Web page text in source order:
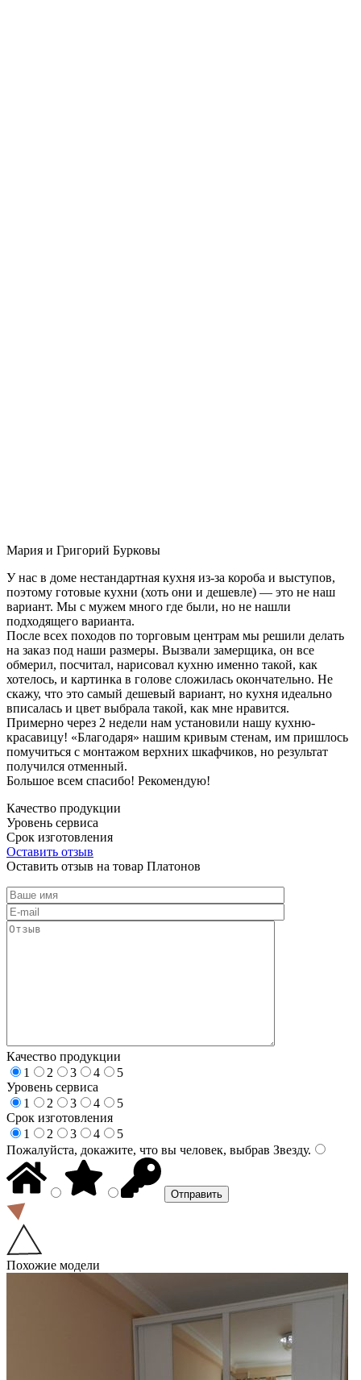
Мария и Григорий Бурковы
У нас в доме нестандартная кухня из-за короба и выступов,
поэтому готовые кухни (хоть они и дешевле) — это не наш
вариант. Мы с мужем много где были, но не нашли
подходящего варианта.
После всех походов по торговым центрам мы решили делать
на заказ под наши размеры. Вызвали замерщика, он все
обмерил, посчитал, нарисовал кухню именно такой, как
хотелось, и картинка в голове сложилась окончательно. Не
скажу, что это самый дешевый вариант, но кухня идеально
вписалась и цвет выбрала такой, как мне нравится.
Примерно через 2 недели нам установили нашу кухню-
красавицу! «Благодаря» нашим кривым стенам, им пришлось
помучиться с монтажом верхних шкафчиков, но результат
получился отменный.
Большое всем спасибо! Рекомендую!
Качество продукции
Уровень сервиса
Срок изготовления
Оставить отзыв
Оставить отзыв на товар Платонов
Качество продукции
1
2 3 4
5
Уровень сервиса
1
2 3 4
5
Срок изготовления
1
2 3 4
5
Пожалуйста, докажите, что вы человек, выбрав Звезду.
Похожие модели